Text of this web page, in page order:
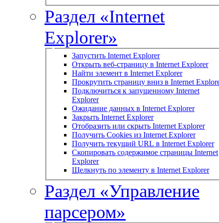
Раздел «Internet
Explorer»
Запустить Internet Explorer
Открыть веб-страницу в Internet Explorer
Найти элемент в Internet Explorer
Прокрутить страницу вниз в Internet
Подключиться к запущенному Internet
Explorer
Ожидание данных в Internet Explorer
Закрыть Internet Explorer
Отобразить или скрыть Internet Explorer
Получить Cookies из Internet Explorer
Получить текущий URL в Internet Explorer
Скопировать содержимое страницы Internet
Explorer
Щелкнуть по элементу в Internet Explorer
Раздел «Управление
парсером»